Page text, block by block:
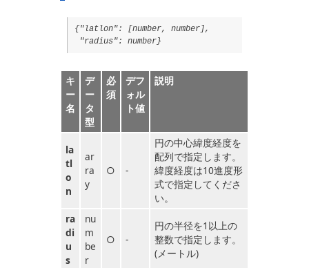
{"latlon": [number, number],
"radius": number}
キ
ー
名
デ
ー
タ
型
必
須
デフ
ォル
ト値
説明
la
tl
o
n
ar
ra
y
○ -
円の中心緯度経度を
配列で指定します。
緯度経度は10進度形
式で指定してくださ
い。
ra
di
u
s
nu
m
be
r
○ -
円の半径を1以上の
整数で指定します。
(メートル)